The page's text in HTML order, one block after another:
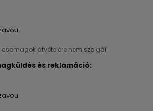
csomagok átvételére nem szolgál.
és reklamáció: